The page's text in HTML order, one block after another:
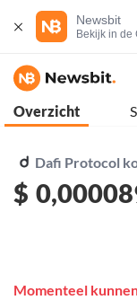
Newsbit
Bekijk in de
Overzicht
Dafi Protocol
$
Momenteel